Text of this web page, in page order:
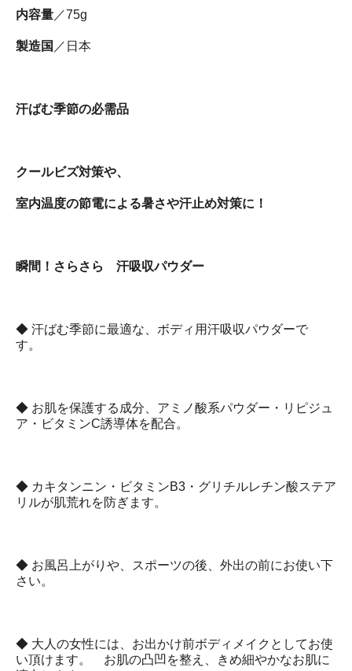
内容量 ／75g
製造国 ／日本
汗ばむ季節の必需品
クールビズ対策や、
室内温度の節電による暑さや汗止め対策に！
瞬間！さらさら 汗吸収パウダー
◆ 汗ばむ季節に最適な、ボディ用汗吸収パウダーで
す。
◆ お肌を保護する成分、アミノ酸系パウダー・リピジュ
ア・ビタミンC誘導体を配合。
◆ カキタンニン・ビタミンB3・グリチルレチン酸ステア
リルが肌荒れを防ぎます。
◆ お風呂上がりや、スポーツの後、外出の前にお使い下
さい。
◆ 大人の女性には、お出かけ前ボディメイクとしてお使
い頂けます。 お肌の凸凹を整え、きめ細やかなお肌に